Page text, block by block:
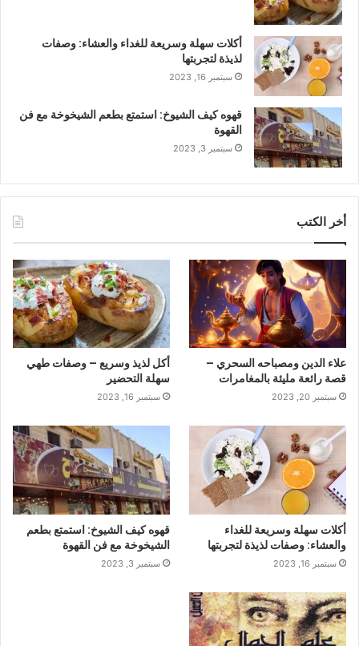
أكلات سهلة وسريعة للغداء والعشاء: وصفات
لذيذة لتجربتها
سبتمبر 16, 2023
قهوه كيف الشيوخ: استمتع بطعم الشيخوخة مع فن
القهوة
سبتمبر 3, 2023
أخر الكتب
علاء الدين ومصباحه السحري –
قصة رائعة مليئة بالمغامرات
سبتمبر 20, 2023
أكل لذيذ وسريع – وصفات طهي
سهلة التحضير
سبتمبر 16, 2023
أكلات سهلة وسريعة للغداء
والعشاء: وصفات لذيذة لتجربتها
سبتمبر 16, 2023
قهوه كيف الشيوخ: استمتع بطعم
الشيخوخة مع فن القهوة
سبتمبر 3, 2023